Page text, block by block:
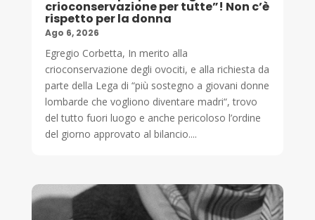
crioconservazione per tutte”! Non c’è
rispetto per la donna
Ago 6, 2026
Egregio Corbetta, In merito alla
crioconservazione degli ovociti, e alla richiesta da
parte della Lega di “più sostegno a giovani donne
lombarde che vogliono diventare madri“, trovo
del tutto fuori luogo e anche pericoloso l’ordine
del giorno approvato al bilancio....